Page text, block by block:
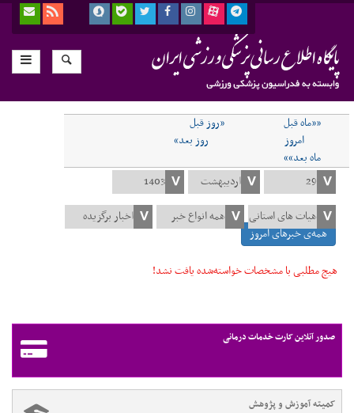
««ماه قبل
«روز قبل
امروز
روز بعد»
ماه بعد»»
همه‌ی خبرهای امروز
هیچ مطلبی با مشخصات خواسته‌شده یافت نشد!
صدور آنلاین کارت خدمات درمانی
کمیته آموزش و پژوهش